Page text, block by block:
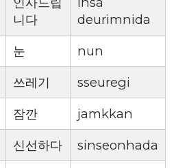
니다
deurimnida
눈
nun
쓰레기
sseuregi
잠깐
jamkkan
신선하다
sinseonhada